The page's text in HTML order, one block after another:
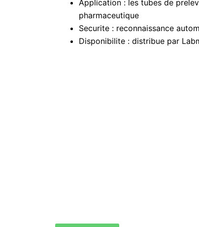
Application : les tubes de
pharmaceutique
Securite : reconnaissance
Disponibilite : distribue par